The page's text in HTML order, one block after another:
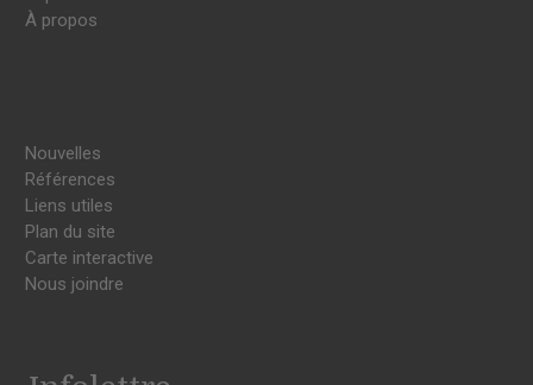
À propos
Nouvelles
Références
Liens utiles
Plan du site
Carte interactive
Nous joindre